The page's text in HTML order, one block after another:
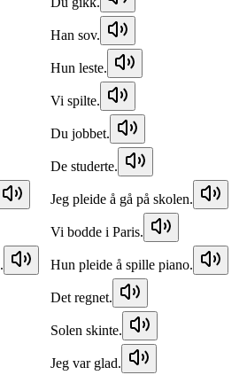
Han sov.
Hun leste.
Vi spilte.
Du jobbet.
De studerte.
Jeg pleide å gå på skolen.
Vi bodde i Paris.
Hun pleide å spille piano.
Det regnet.
Solen skinte.
Jeg var glad.